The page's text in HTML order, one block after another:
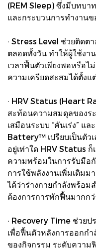
(REM Sleep) ซึ่งมีบทบ
และกระบวนการทำงานข
· Stress Level ช่วยติดต
ตลอดทั้งวัน ทำให้ผู้ใช้งา
เวลาฟื้นตัวเพียงพอหรือ
ความเครียดสะสมได้ตั้งแ
· HRV Status (Heart
สะท้อนความสมดุลของร
เสมือนระบบ “คันเร่ง” แล
Battery™ เปรียบเป็นตัว
อยู่เท่าใด HRV Status
ความพร้อมในการรับมือ
การใช้พลังงานเพิ่มเติมม
ได้ว่าร่างกายกำลังพร้อม
ต้องการการพักฟื้นมากก
· Recovery Time ช่วยป
เพื่อฟื้นตัวหลังการออกก
ของกิจกรรม ระดับความ